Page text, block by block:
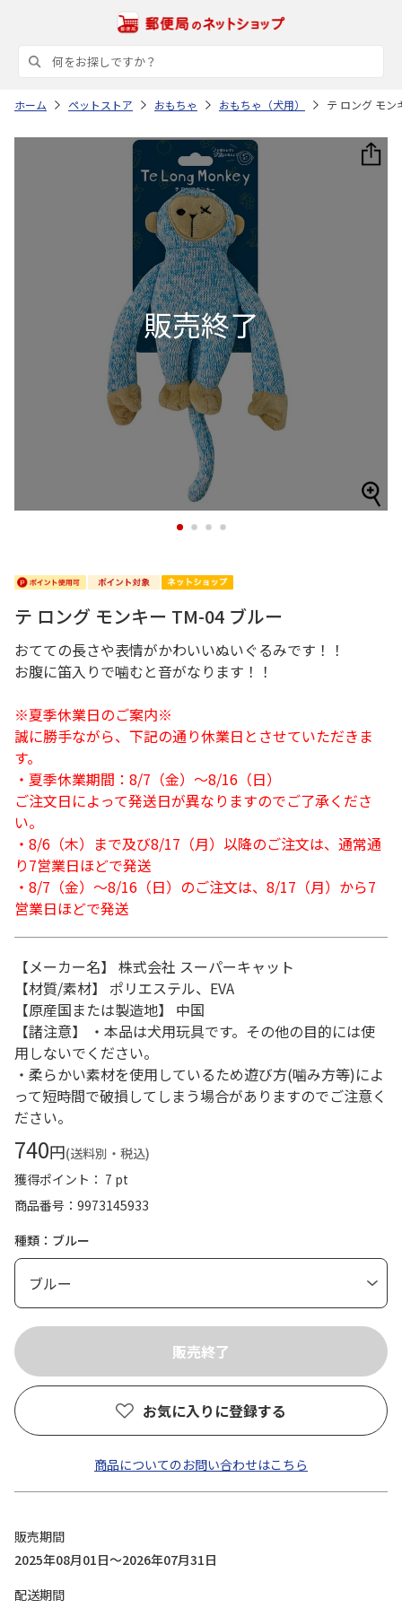
ホーム ペットストア おもちゃ おもちゃ（犬用） テ ロング モン
1 2 3 4
テ ロング モンキー TM-04 ブルー
おてての長さや表情がかわいいぬいぐるみです！！
お腹に笛入りで噛むと音がなります！！
※夏季休業日のご案内※
誠に勝手ながら、下記の通り休業日とさせていただきま
す。
・夏季休業期間：8/7（金）～8/16（日）
ご注文日によって発送日が異なりますのでご了承くださ
い。
・8/6（木）まで及び8/17（月）以降のご注文は、通常通
り7営業日ほどで発送
・8/7（金）～8/16（日）のご注文は、8/17（月）から7
営業日ほどで発送
【メーカー名】 株式会社 スーパーキャット
【材質/素材】 ポリエステル、EVA
【原産国または製造地】 中国
【諸注意】 ・本品は犬用玩具です。その他の目的には使
用しないでください。
・柔らかい素材を使用しているため遊び方(噛み方等)によ
って短時間で破損してしまう場合がありますのでご注意く
ださい。
740円(送料別・税込)
獲得ポイント： 7 pt
商品番号
9973145933
種類：ブルー
お気に入りに登録する
商品についてのお問い合わせはこちら
販売期間
2025年08月01日～2026年07月31日
配送期間